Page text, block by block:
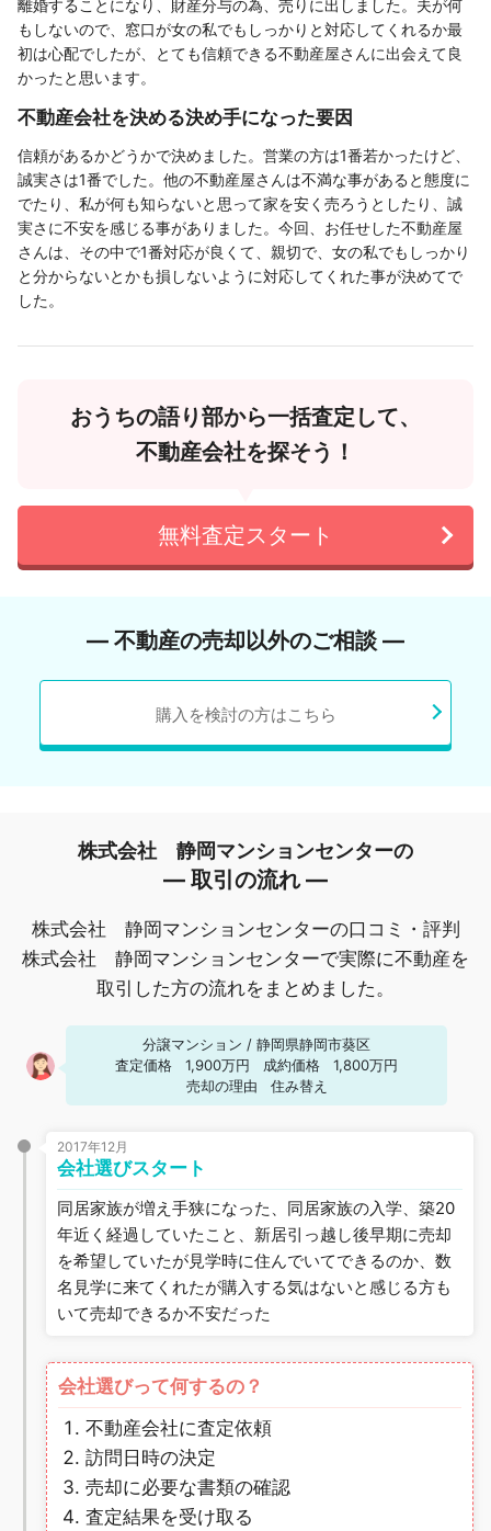
離婚することになり、財産分与の為、売りに出しました。夫が何
もしないので、窓口が女の私でもしっかりと対応してくれるか最
初は心配でしたが、とても信頼できる不動産屋さんに出会えて良
かったと思います。
不動産会社を決める決め手になった要因
信頼があるかどうかで決めました。営業の方は1番若かったけど、
誠実さは1番でした。他の不動産屋さんは不満な事があると態度に
でたり、私が何も知らないと思って家を安く売ろうとしたり、誠
実さに不安を感じる事がありました。今回、お任せした不動産屋
さんは、その中で1番対応が良くて、親切で、女の私でもしっかり
と分からないとかも損しないように対応してくれた事が決めてで
した。
おうちの語り部から一括査定して、
不動産会社を探そう！
無料査定スタート
― 不動産の売却以外のご相談 ―
購入を検討の方はこちら
株式会社 静岡マンションセンターの
― 取引の流れ ―
株式会社 静岡マンションセンターの口コミ・評判
株式会社 静岡マンションセンターで実際に不動産を
取引した方の流れをまとめました。
分譲マンション / 静岡県静岡市葵区
査定価格
1,900万円 成約価格
1,800万円
売却の理由
住み替え
2017年12月
会社選びスタート
同居家族が増え手狭になった、同居家族の入学、築20
年近く経過していたこと、新居引っ越し後早期に売却
を希望していたが見学時に住んでいてできるのか、数
名見学に来てくれたが購入する気はないと感じる方も
いて売却できるか不安だった
会社選びって何するの？
不動産会社に査定依頼
訪問日時の決定
売却に必要な書類の確認
査定結果を受け取る